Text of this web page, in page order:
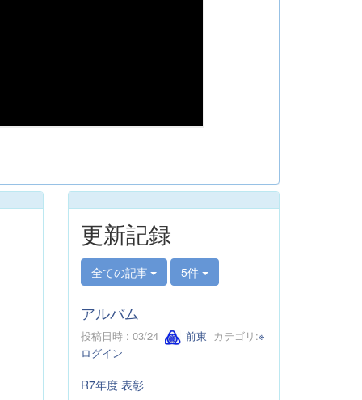
更新記録
全ての記事 5件
アルバム
投稿日時 : 03/24 前東 カテゴリ:※
ログイン
R7年度 表彰